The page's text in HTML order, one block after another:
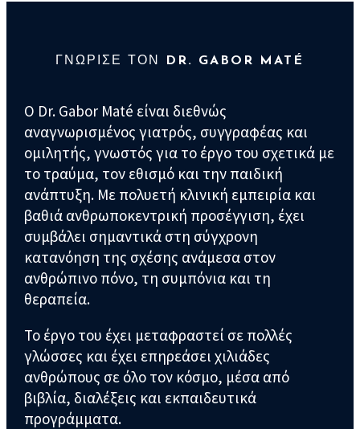
ΓΝΩΡΙΣΕ ΤΟΝ DR. GABOR MATÉ
Ο Dr. Gabor Maté είναι διεθνώς
αναγνωρισμένος γιατρός, συγγραφέας και
ομιλητής, γνωστός για το έργο του σχετικά με
το τραύμα, τον εθισμό και την παιδική
ανάπτυξη. Με πολυετή κλινική εμπειρία και
βαθιά ανθρωποκεντρική προσέγγιση, έχει
συμβάλει σημαντικά στη σύγχρονη
κατανόηση της σχέσης ανάμεσα στον
ανθρώπινο πόνο, τη συμπόνια και τη
θεραπεία.
Το έργο του έχει μεταφραστεί σε πολλές
γλώσσες και έχει επηρεάσει χιλιάδες
ανθρώπους σε όλο τον κόσμο, μέσα από
βιβλία, διαλέξεις και εκπαιδευτικά
προγράμματα.